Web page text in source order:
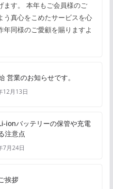
ます。 本年もご会員様のご
う真心をこめたサービスを心
同様のご愛顧を賜りますよ
営業のお知らせです。
12月13日
ionバッテリーの保管や充電
注意点
7月24日
挨拶